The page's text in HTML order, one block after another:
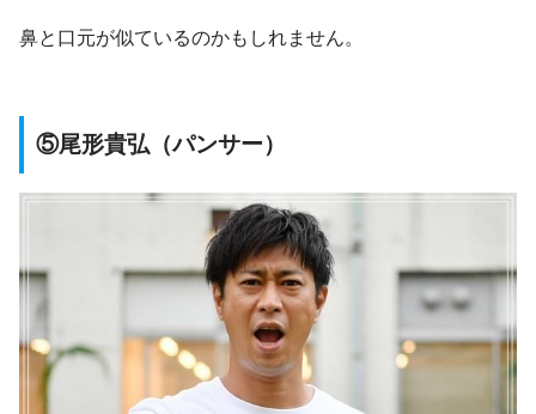
鼻と口元が似ているのかもしれません。
⑤尾形貴弘（パンサー）